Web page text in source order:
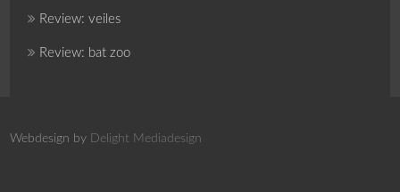
Review: veiles
Review: bat zoo
Webdesign by Delight Mediadesign